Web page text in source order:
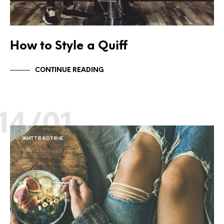
How to Style a Quiff
CONTINUE READING
01
ЖИТТЯ КОТЯЧЕ